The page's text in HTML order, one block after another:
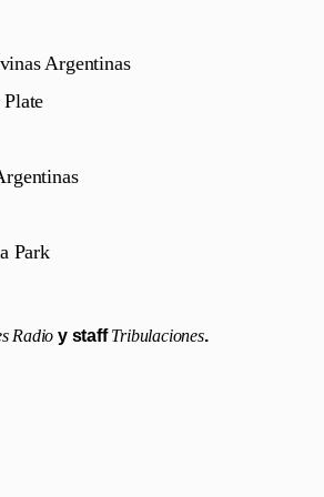
Argentinas
Park
Radio y staffTribulaciones.